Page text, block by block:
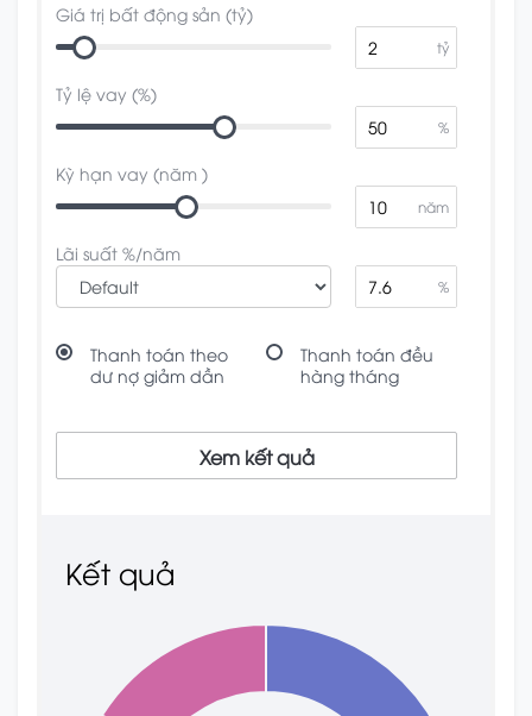
Giá trị bất động sản (tỷ)
tỷ
Tỷ lệ vay (%)
%
Kỳ hạn vay (năm )
năm
Lãi suất %/năm
%
Thanh toán theo
dư nợ giảm dần
Thanh toán đều
hàng tháng
Xem kết quả
Kết quả